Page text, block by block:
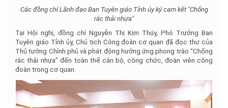
Các đồng chí Lãnh đạo Ban Tuyên giáo Tỉnh ủy ký cam kết "Chống
rác thải nhựa"
Tại Hội nghị, đồng chí Nguyễn Thị Kim Thúy, Phó Trưởng Ban
Tuyên giáo Tỉnh ủy, Chủ tịch Công đoàn cơ quan đã đọc thư của
Thủ tướng Chính phủ và phát động hưởng ứng phong trào “Chống
rác thải nhựa” đến toàn thể cán bộ, công chức, đoàn viên công
đoàn trong cơ quan.